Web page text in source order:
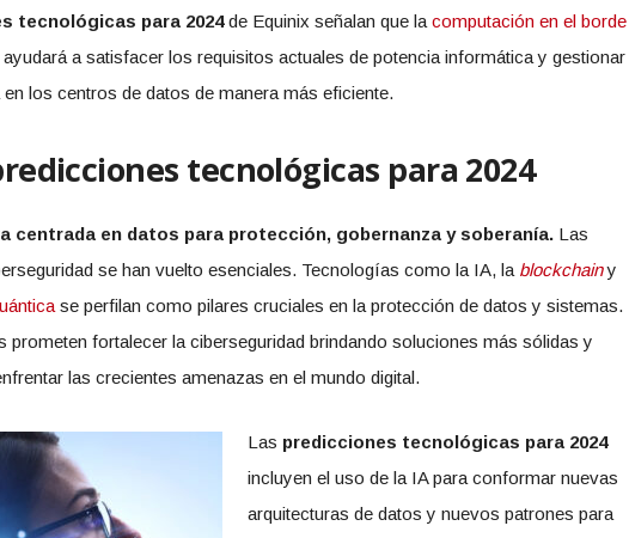
tecnológicas para 2024de Equinix señalan que la computación en el borde
a satisfacer los requisitos actuales de potencia informática y gestionar
los centros de datos de manera más eficiente.
tecnológicas para 2024
centrada en datos para protección, gobernanza y soberanía.Las
se han vuelto esenciales. Tecnologías como la IA, la blockchainy
se perfilan como pilares cruciales en la protección de datos y sistemas.
prometen fortalecer la ciberseguridad brindando soluciones más sólidas y
las crecientes amenazas en el mundo digital.
Las predicciones tecnológicas para 2024
incluyen el uso de la IA para conformar nuevas
arquitecturas de datos y nuevos patrones para